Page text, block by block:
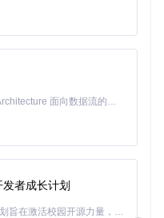
，全屋播放派对音乐"，所
撼的环绕声效果。
量，并且拒绝除"暂
保持工作学习专注度。
置睡眠定时器，音乐将
播放耗电。
DORA (Dataflow-Oriented Robotic Architecture 面向数据流的机器人架构) 是为 AI 与具身智能机器人打造的高性能开发框架，以数据流范式重构开发逻辑，原生支持分布式部署与端边云协同 —— 无需复杂适配，即可实现一体端到端具身大小脑、VLA等模型部署，无缝衔接感知、推理、控制全链路，让 AI 能力与机器人动作深度融合。 依托 Rust 内核与零拷贝通信技术，它将具身大小脑、VLA等模型推理、多模态数据融合延迟压缩至微秒级，同时兼容 ROS2 生态与国产 AI 芯片，彻底降低具身智能机器人的开发门槛，让分布式部署下的 AI 赋能创新更高效、更灵活。
者成长计划
「源启盛夏」暑期校园开发者成长计划旨在激活校园开源力量，通过积分激励、认证扶持、资源倾斜等形式，引导高校组织和开发者完成「入驻 — 建项目 — 做贡献 — 获认证 — 得资源」的完整闭环。无论你是想带领社团入驻平台的组织者，还是希望用代码贡献证明自己的开发者，都能在这里找到属于你的成长路径。